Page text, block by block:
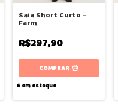
Saia Short Curto -
Farm
R$297,90
COMPRAR
6em estoque